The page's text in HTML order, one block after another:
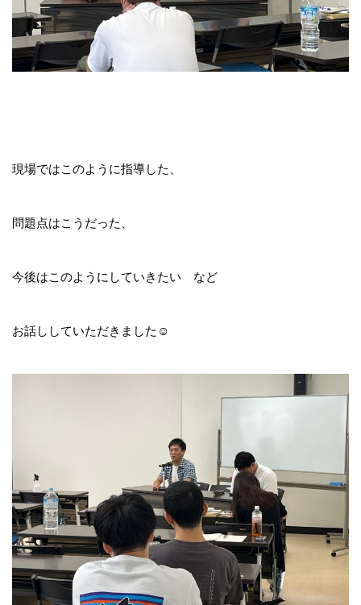
現場ではこのように指導した、
問題点はこうだった、
今後はこのようにしていきたい など
お話ししていただきました☺